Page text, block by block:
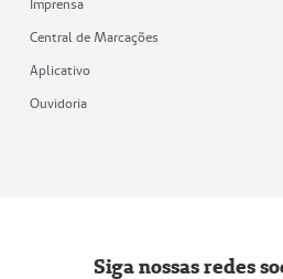
Imprensa
Central de Marcações
Aplicativo
Ouvidoria
Siga nossas redes